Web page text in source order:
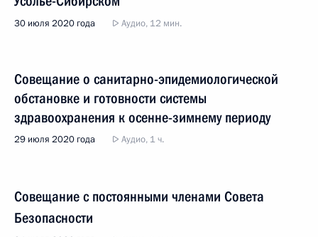
30 июля 2020 года Аудио, 12 мин.
Совещание о санитарно-эпидемиологической
обстановке и готовности системы
здравоохранения к осенне-зимнему периоду
29 июля 2020 года Аудио, 1 ч.
Совещание с постоянными членами Совета
Безопасности